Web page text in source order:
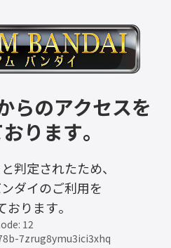
らのアクセスを
ります。
判定されたため、
ダイのご利用を
おります。
12
7zrug8ymu3ici3xhq